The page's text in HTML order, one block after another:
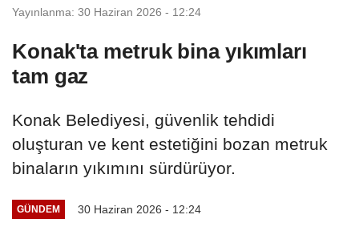
Yayınlanma: 30 Haziran 2026 - 12:24
Konak'ta metruk bina yıkımları
tam gaz
Konak Belediyesi, güvenlik tehdidi
oluşturan ve kent estetiğini bozan metruk
binaların yıkımını sürdürüyor.
GÜNDEM 30 Haziran 2026 - 12:24